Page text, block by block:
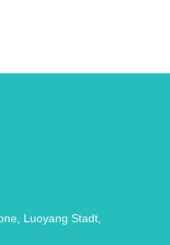
Luoyang Stadt,